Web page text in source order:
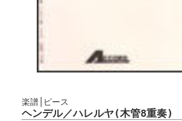
楽譜│ピース
ヘンデル／ハレルヤ(木管8重奏)